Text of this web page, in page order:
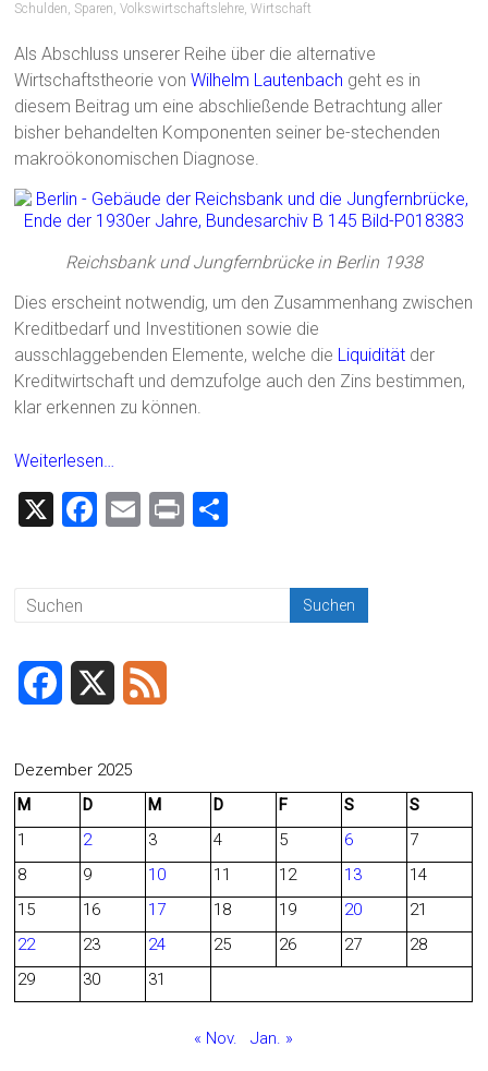
Schulden, Sparen,Volkswirtschaftslehre,Wirtschaft
Als Abschluss unserer Reihe über die alternative
Wirtschaftstheorie vonWilhelm Lautenbach geht es in
diesem Beitrag um eine abschließende Betrachtung aller
bisher behandelten Komponenten seiner be-stechenden
makroökonomischen Diagnose.
Reichsbank und Jungfernbrücke in Berlin 1938
Dies erscheint notwendig, um den Zusammenhang zwischen
Kreditbedarf und Investitionen sowie die
ausschlaggebenden Elemente, welche die Liquidität der
Kreditwirtschaft und demzufolge auch den Zins bestimmen,
klar erkennen zu können.
Weiterlesen…
X
F
ok
E
Pr
c
b
o
Dezember 2025
M
D M D F S
S
1
2 3 4 5 6
7
8
9 10 11 12 13
14
15
16 17 18 19 20
21
22
23 24 25 26 27
28
29
30 31
« Nov. Jan. »